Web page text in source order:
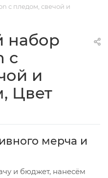
с пледом, свечой и
набор
с
и
Цвет
мерча и
и бюджет, нанесём